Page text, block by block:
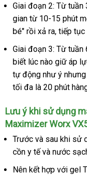
Giai đoạn 2: Từ tuần
gian từ 10-15 phút
bé" rồi xả rathanh
lý
, tiếp tục
Giai đoạn 3: Từ tuần
biết lúc nào giữ áp
tự động như ý cũ
tối đa là 20 phút
Lưu ý khi sử dụng
Maximizer Worx
Trước dễ
dàng
và sau khi sử
cồn y tếshopee
và nước
Nên kết hợp Đài
với gel